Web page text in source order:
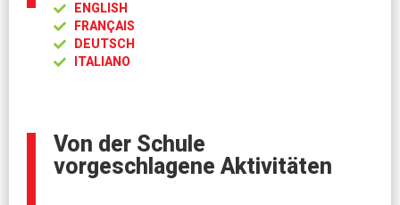
ENGLISH
FRANÇAIS
DEUTSCH
ITALIANO
Von der Schule
vorgeschlagene Aktivitäten